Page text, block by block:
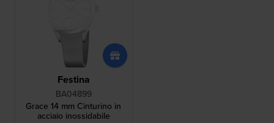
Festina
BA04899
Grace 14 mm Cinturino in
acciaio inossidabile